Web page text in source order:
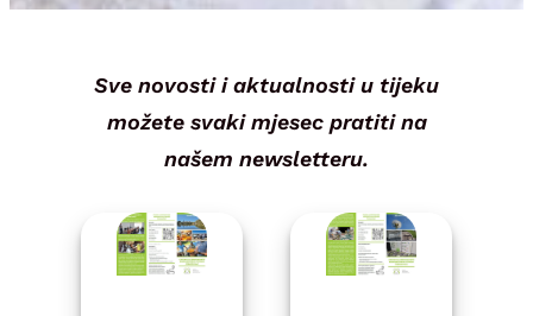
Sve novosti i aktualnosti u tijeku
možete svaki mjesec pratiti na
našem newsletteru.